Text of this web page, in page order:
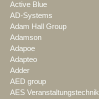
Active Blue
AD-Systems
Adam Hall Group
Adamson
Adapoe
Adapteo
Adder
AED group
AES Veranstaltungstechnik